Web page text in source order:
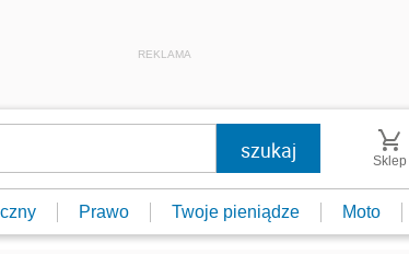
REKLAMA
Sklep
Prawo Twoje pieniądze Moto